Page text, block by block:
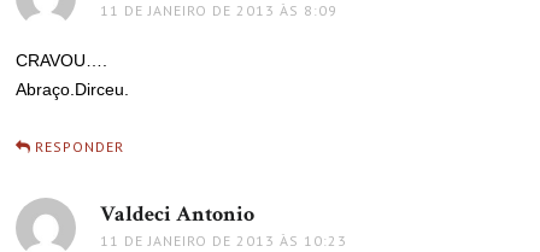
11 DE JANEIRO DE 2013 ÀS 8:09
CRAVOU….
Abraço.Dirceu.
RESPONDER
Valdeci Antonio
11 DE JANEIRO DE 2013 ÀS 10:23